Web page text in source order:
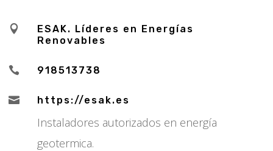

ESAK. Líderes en Energías
Renovables
 918513738
 https://esak.es
Instaladores autorizados en energía
geotermica.